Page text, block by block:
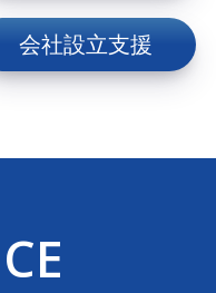
会社設立支援